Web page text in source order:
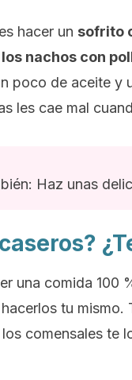
hacer un sofrito
nachos con
poco de aceite y
les cae mal
Haz unas
una comida 100
tu
los comensales te